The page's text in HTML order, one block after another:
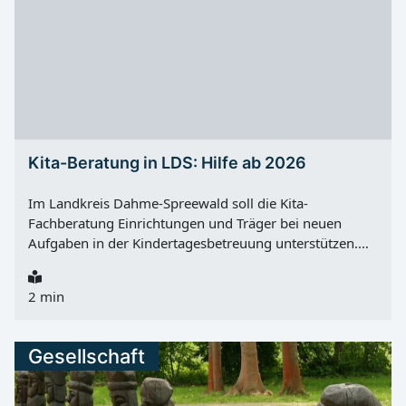
Kita-Beratung in LDS: Hilfe ab 2026
Im Landkreis Dahme-Spreewald soll die Kita-
Fachberatung Einrichtungen und Träger bei neuen
Aufgaben in der Kindertagesbetreuung unterstützen.
Bildung und Betreuung ab Samstag, 01.08.2026 für
neu eingeschulte Kinder nach § 24 Absatz 4 SGB VIII.
Zusammenarbeit zwischen Grundschulen und
Einrichtungen der Kindertagesbetreuung wichtig. Dazu
zählen vor allem Kindertagesstätten und Horte. In
diesem Zusammenhang gewinnt die Kita-Fachberatung
2 min
Gesellschaft